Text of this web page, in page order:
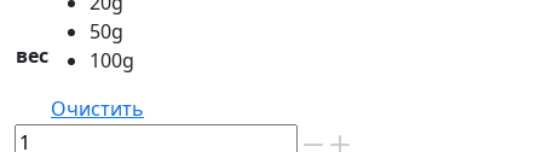
вес
50g
100g
Очистить
Количество